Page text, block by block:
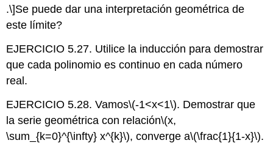
.\]Se puede dar una interpretación geométrica de
este límite?
EJERCICIO 5.27. Utilice la inducción para demostrar
que cada polinomio es continuo en cada número
real.
EJERCICIO 5.28. Vamos\(-1<x<1\). Demostrar que
la serie geométrica con relación\(x,
\sum_{k=0}^{\infty} x^{k}\), converge a\(\frac{1}{1-x}\).